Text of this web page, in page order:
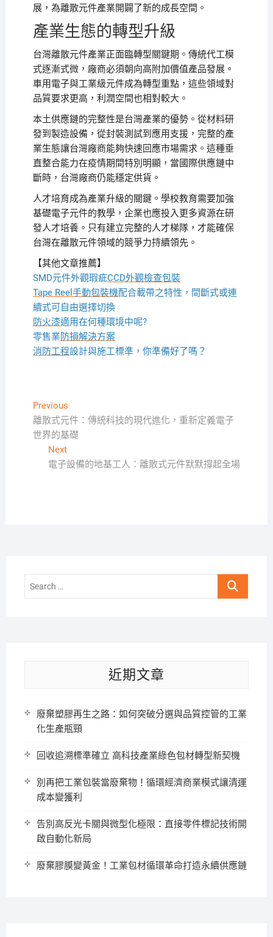
展，為離散元件產業開闢了新的成長空間。
產業生態的轉型升級
台灣離散元件產業正面臨轉型關鍵期。傳統代工模
式逐漸式微，廠商必須朝向高附加價值產品發展。
車用電子與工業級元件成為轉型重點，這些領域對
品質要求更高，利潤空間也相對較大。
本土供應鏈的完整性是台灣產業的優勢。從材料研
發到製造設備，從封裝測試到應用支援，完整的產
業生態讓台灣廠商能夠快速回應市場需求。這種垂
直整合能力在疫情期間特別明顯，當國際供應鏈中
斷時，台灣廠商仍能穩定供貨。
人才培育成為產業升級的關鍵。學校教育需要加強
基礎電子元件的教學，企業也應投入更多資源在研
發人才培養。只有建立完整的人才梯隊，才能確保
台灣在離散元件領域的競爭力持續領先。
【其他文章推薦】
SMD元件外觀瑕疵CCD外觀檢查包裝
Tape Reel手動包裝機配合載帶之特性，間斷式或連
續式可自由選擇切換
防火漆適用在何種環境中呢?
零售業防損解決方案
消防工程設計與施工標準，你準備好了嗎？
文
章
PreviousPrevious
post:
離散式元件：傳統科技的現代進化，重新定義電子
世界的基礎
NextNext
post:
電子設備的地基工人：離散式元件默默撐起全場
Search
近期文章
廢棄塑膠再生之路：如何突破分選與品質控管的工業
化生產瓶頸
回收追溯標準確立 高科技產業綠色包材轉型新契機
別再把工業包裝當廢棄物！循環經濟商業模式讓清運
成本變獲利
告別高反光卡關與微型化極限：直接零件標記技術開
啟自動化新局
廢棄膠膜變黃金！工業包材循環革命打造永續供應鏈